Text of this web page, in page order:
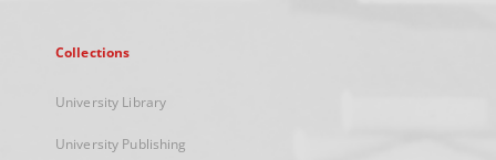
Collections
University Library
University Publishing